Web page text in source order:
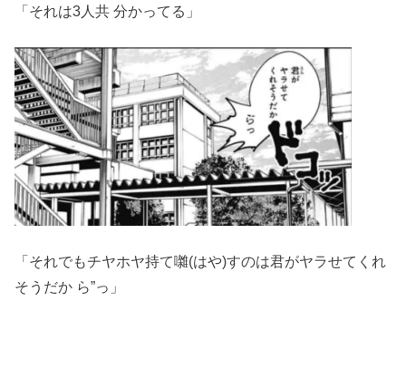
「それは3人共 分かってる」
「それでもチヤホヤ持て囃(はや)すのは君がヤラせてくれ
そうだか ら”っ」